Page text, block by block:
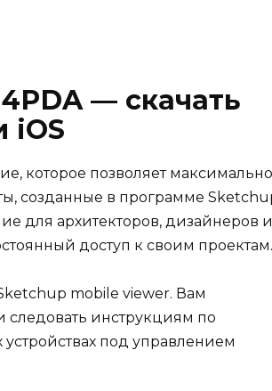
— скачать
iOS
которое позволяет максимально
созданные в программе
для архитекторов, дизайнеров и
доступ к своим проектам.
mobile viewer. Вам
следовать инструкциям по
под управлением